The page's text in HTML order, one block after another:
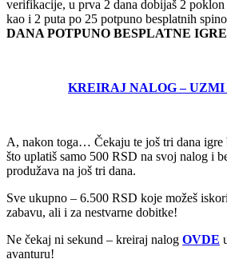
verifikacije, u prva 2 dana dobijaš 2
kao i 2 puta po 25 potpuno besplatnih
DANA POTPUNO BESPLATNE
KREIRAJ NALOG – UZMI
A, nakon toga… Čekaju te još tri dana igre
što uplatiš samo 500 RSD na svoj nalog i
produžava na još tri dana.
Sve ukupno – 6.500 RSD koje možeš
zabavu, ali i za nestvarne dobitke!
Ne čekaj ni sekund – kreiraj nalog OVDE
avanturu!